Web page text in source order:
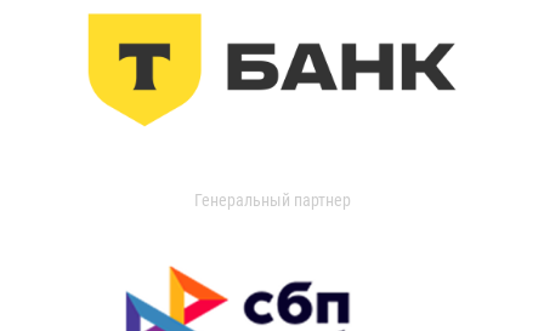
Генеральный партнер